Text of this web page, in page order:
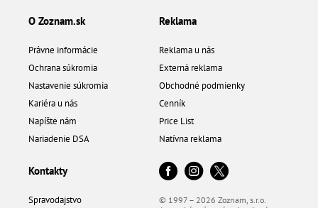
O Zoznam.sk
Právne informácie
Ochrana súkromia
Nastavenie súkromia
Kariéra u nás
Napíšte nám
Nariadenie DSA
Reklama
Reklama u nás
Externá reklama
Obchodné podmienky
Cenník
Price List
Natívna reklama
Kontakty
Spravodajstvo © 1997 – 2026 Zoznam, s.r.o.